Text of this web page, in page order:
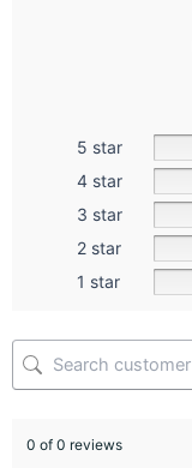
5 star
4 star
3 star
2 star
1 star
0 of 0 reviews